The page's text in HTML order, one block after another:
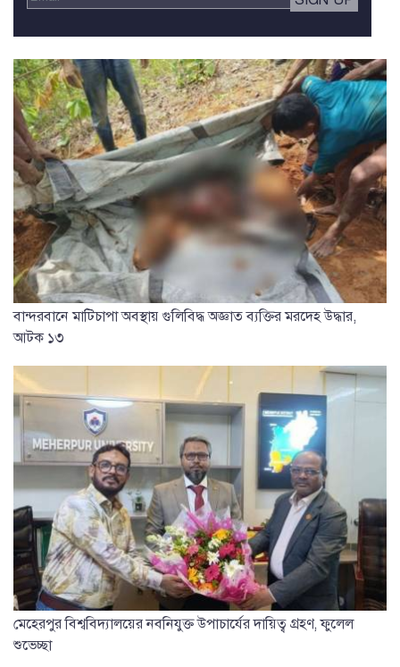
বান্দরবানে মাটিচাপা অবস্থায় গুলিবিদ্ধ অজ্ঞাত ব্যক্তির মরদেহ উদ্ধার,
আটক ১৩
মেহেরপুর বিশ্ববিদ্যালয়ের নবনিযুক্ত উপাচার্যের দায়িত্ব গ্রহণ, ফুলেল
শুভেচ্ছা